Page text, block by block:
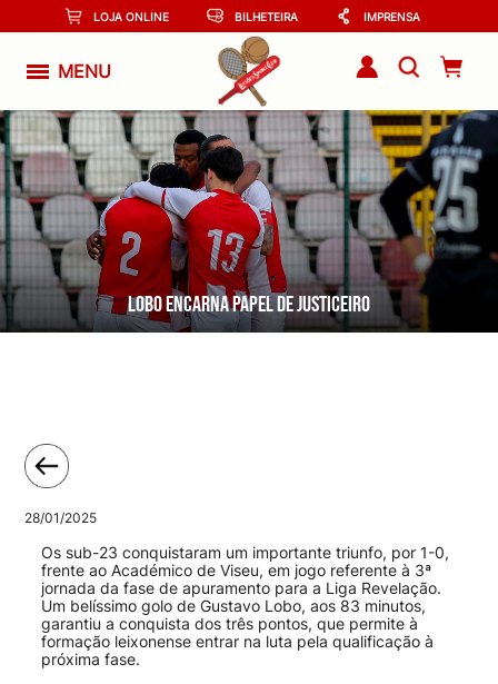
LOJA ONLINE BILHETEIRA IMPRENSA
MENU
Lobo encarna papel de justiceiro
28/01/2025
Os sub-23 conquistaram um importante triunfo, por 1-0,
frente ao Académico de Viseu, em jogo referente à 3ª
jornada da fase de apuramento para a Liga Revelação.
Um belíssimo golo de Gustavo Lobo, aos 83 minutos,
garantiu a conquista dos três pontos, que permite à
formação leixonense entrar na luta pela qualificação à
próxima fase.